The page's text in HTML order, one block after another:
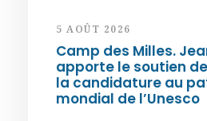
5 AOÛT 2026
Camp des Milles.
apporte le soutien
la candidature au
mondial de l’Unesco